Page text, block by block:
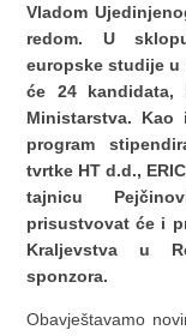
Vladom
redom. U
europske studije u
će 24 kandidata,
Ministarstva.
program
tvrtke HT d.d.,
tajnicu
prisustvovat će i
Kraljevstva u
sponzora.
Obavještavamo